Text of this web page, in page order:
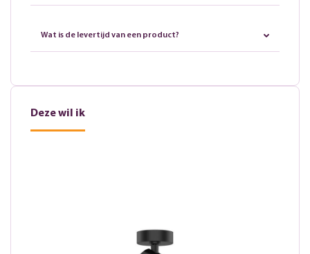
Wat is de levertijd van een product?
Deze wil ik